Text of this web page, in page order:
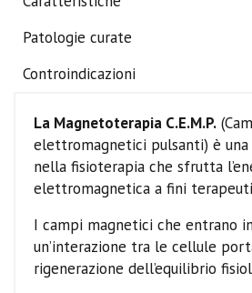
Patologie curate
Controindicazioni
La Magnetoterapia C.E.M.P.
elettromagnetici pulsanti) è
nella fisioterapia che sfrutta
elettromagnetica a fini
I campi magnetici che entrano
un’interazione tra le cellule
rigenerazione dell’equilibrio